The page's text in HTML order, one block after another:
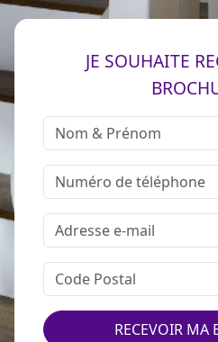
JE SOUHAITE
RECEVOIR MA